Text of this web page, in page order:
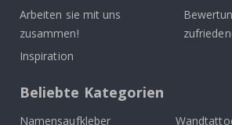
Arbeiten sie mit uns
zusammen!
Inspiration
Beliebte Kategorien
Namensaufkleber